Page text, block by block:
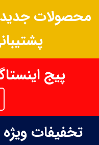
محصولات
پیج
تخفیفات